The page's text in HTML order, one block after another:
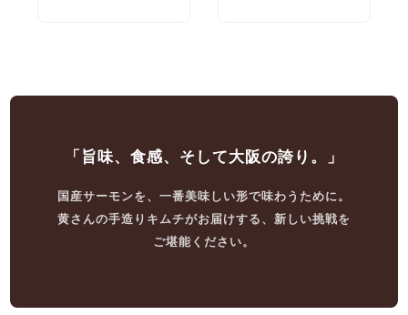
「旨味、食感、そして大阪の誇り。」
国産サーモンを、一番美味しい形で味わうために。
黄さんの手造りキムチがお届けする、新しい挑戦を
ご堪能ください。